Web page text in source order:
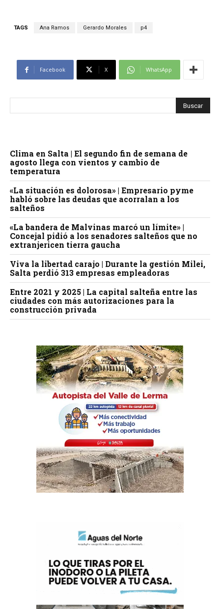
TAGS Ana Ramos Gerardo Morales p4
Facebook X WhatsApp
Clima en Salta | El segundo fin de semana de
agosto llega con vientos y cambio de
temperatura
«La situación es dolorosa» | Empresario pyme
habló sobre las deudas que acorralan a los
salteños
«La bandera de Malvinas marcó un límite» |
Concejal pidió a los senadores salteños que no
extranjericen tierra gaucha
Viva la libertad carajo | Durante la gestión Milei,
Salta perdió 313 empresas empleadoras
Entre 2021 y 2025 | La capital salteña entre las
ciudades con más autorizaciones para la
construcción privada